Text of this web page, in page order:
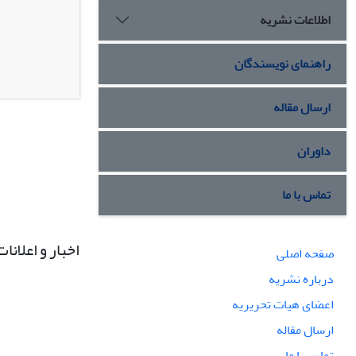
اطلاعات نشریه
راهنمای نویسندگان
ارسال مقاله
داوران
تماس با ما
صفحه اصلی
درباره نشریه
اعضای هیات تحریریه
ارسال مقاله
اخبار و